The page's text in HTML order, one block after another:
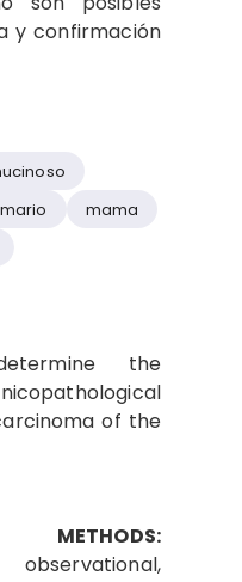
y confirmación
mama
the
of the
METHODS: